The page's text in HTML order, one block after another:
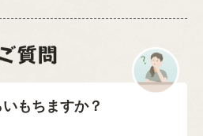
もちますか？